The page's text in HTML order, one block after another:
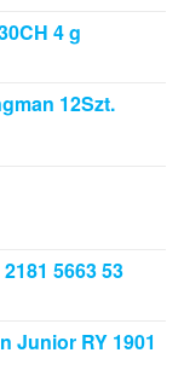
4 g
12Szt.
5663 53
Junior RY 1901